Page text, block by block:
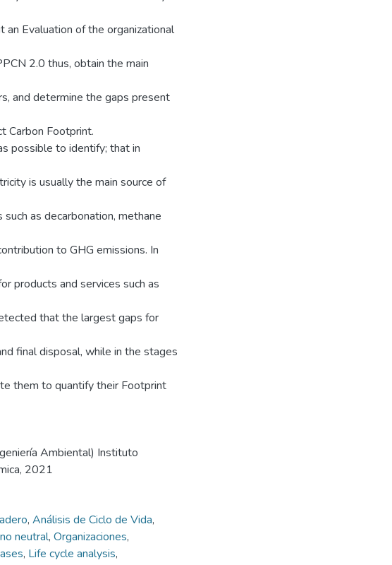
an Evaluation of the organizational
2.0 thus, obtain the main
and determine the gaps present
Carbon Footprint.
possible to identify; that in
is usually the main source of
as decarbonation, methane
to GHG emissions. In
products and services such as
that the largest gaps for
final disposal, while in the stages
them to quantify their Footprint
Ambiental) Instituto
2021
, Análisis de Ciclo de Vida,
neutral, Organizaciones,
, Life cycle analysis,